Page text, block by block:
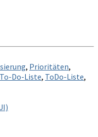
, Prioritäten,
To-Do-Liste, ToDo-Liste,